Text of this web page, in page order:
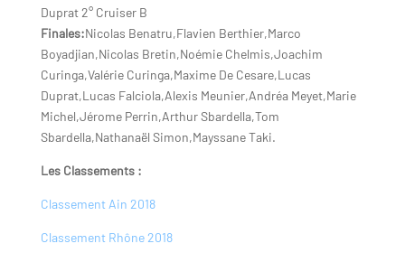
Duprat 2° Cruiser B
Finales:Nicolas Benatru,Flavien Berthier,Marco
Boyadjian,Nicolas Bretin,Noémie Chelmis,Joachim
Curinga,Valérie Curinga,Maxime De Cesare,Lucas
Duprat,Lucas Falciola,Alexis Meunier,Andréa Meyet,Marie
Michel,Jérome Perrin,Arthur Sbardella,Tom
Sbardella,Nathanaël Simon,Mayssane Taki.
Les Classements :
Classement Ain 2018
Classement Rhône 2018